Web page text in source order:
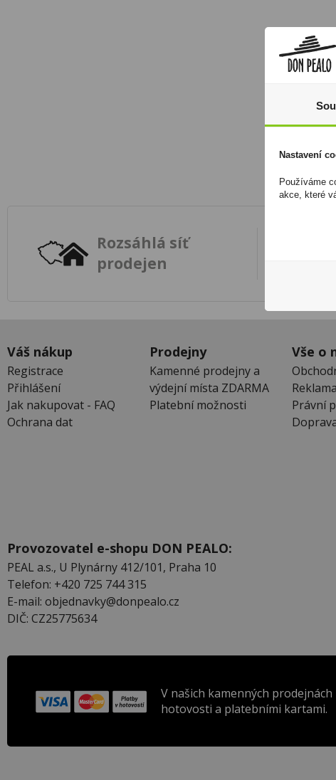
Rozsáhlá síť
prodejen
Váš nákup
Registrace
Přihlášení
Jak nakupovat - FAQ
Ochrana dat
Prodejny
Kamenné prodejny a
výdejní místa ZDARMA
Platební možnosti
Vše o
Právní
Provozovatel e-shopu DON PEALO:
PEAL a.s., U Plynárny 412/101, Praha 10
Telefon: +420 725 744 315
E-mail: objednavky@donpealo.cz
DIČ: CZ25775634
V našich kamenných
hotovosti a platebními kartami.
Nastavení
Používáme
akce, které